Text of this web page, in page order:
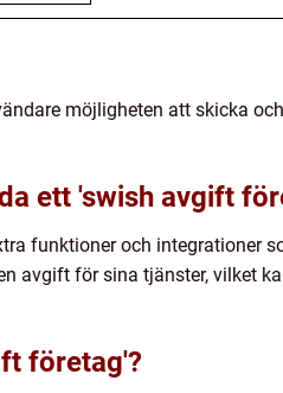
möjligheten att skicka
ett 'swish avgift
funktioner och integrationer
avgift för sina tjänster, vilket
företag'?